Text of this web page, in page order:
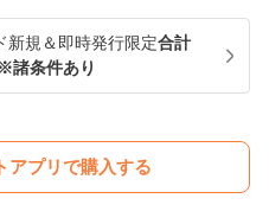
新規＆即時発行限定合計
諸条件あり
アプリで購入する